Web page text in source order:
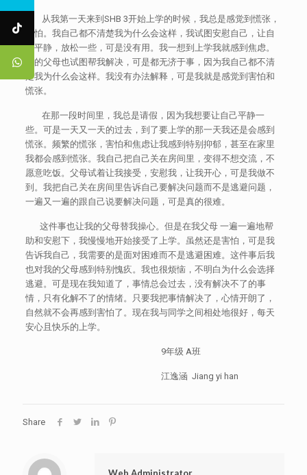
从我第一天来到SHB 3开始上学的时候，我总是感觉到慌张，
害怕。我自己都不清楚我为什么会这样，我试图安慰自己，让自
己平静，放松一些，可是没有用。我一想到上学我就感到焦虑。
我的父母也试图帮我解决，可是都无济于事，因为我自己都不清
楚我为什么会这样。我没有办法解释，可是我就是感觉到害怕和
慌张。
在那一段时间里，我总是请假，因为我想要让自己平静一
些。可是一天又一天的过去，到了要上学的那一天我还是会感到
慌张。频繁的慌张，害怕和焦虑让我感到特别抑郁，甚至在家里
我都会感到慌张。我自己把自己关在房间里，变得不想交流，不
愿意吃饭。父母试着让我接受，安慰我，让我开心，可是我做不
到。我把自己关在房间里告诉自己要解决问题而不是逃避问题，
一遍又一遍的跟自己说要解决问题，可是真的很难。
这件事也让我的父母替我操心。但是在我父母 一遍一遍地帮
助和安慰下，我慢慢地开始接受了上学。虽然还是害怕，可是我
告诉我自己，我需要的是面对困难而不是逃避困难。这件事后我
也对我的父母感到特别愧疚。我也很烦恼，不明白为什么会选择
逃避。可是现在我知道了，事情总会过去，没有解决不了的事
情，只有化解不了的情绪。只要我把事情解决了，心情开朗了，
自然就不会再感到害怕了。现在我与同学之间相处地很好，每天
安心且快乐的上学。
9年级 A班
江逸涵 Jiang yi han
Share